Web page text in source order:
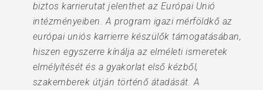
biztos karrierutat jelenthet az Európai Unió
intézményeiben. A program igazi mérföldkő az
európai uniós karrierre készülők támogatásában,
hiszen egyszerre kínálja az elméleti ismeretek
elmélyítését és a gyakorlat első kézből,
szakemberek útján történő átadását. A